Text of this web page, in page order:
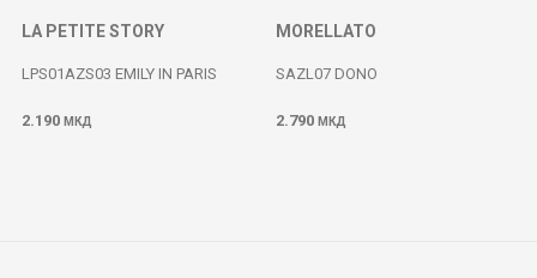
LA PETITE STORY
LPS01AZS03 EMILY IN PARIS
2.190 МКД
MORELLATO
SAZL07 DONO
2.790 МКД